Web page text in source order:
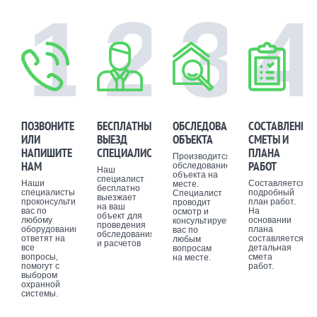
Установка пожарной сигнализации
проводится в любых помещениях, кроме
мест с повышенной влажностью (ванной,
душевой, туалета). Она будет одинаково
эффективна на предприятии, в офисе,
жилом доме, квартире или на даче,
1
ПОЗВОНИТЕ
ИЛИ
НАПИШИТЕ
НАМ
Наши
специалисты
проконсультируют
вас по
любому
оборудованию,
ответят на
все
вопросы,
помогут с
выбором
охранной
системы.
2
БЕСПЛАТНЫЙ
ВЫЕЗД
СПЕЦИАЛИСТА
Наш
специалист
бесплатно
выезжает
на ваш
объект для
проведения
обследования
и расчетов
3
ОБСЛЕДОВАНИЕ
ОБЪЕКТА
Производится
обследование
объекта на
месте.
Специалист
проводит
осмотр и
консультирует
вас по
любым
вопросам
на месте.
4
СОСТАВЛЕНИЕ
СМЕТЫ И
ПЛАНА
РАБОТ
Составляется
подробный
план работ.
На
основании
плана
составляется
детальная
смета
работ.